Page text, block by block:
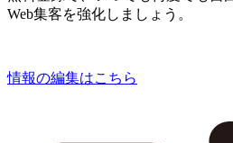
Web集客を強化しましょう。
情報の編集はこちら